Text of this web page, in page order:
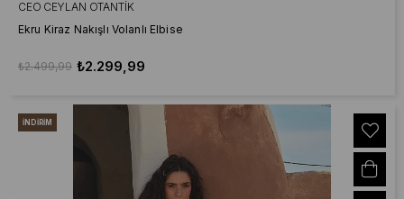
CEO CEYLAN OTANTIK
Ekru Kiraz Nakışlı Volanlı Elbise
₺2.299,99
₺2.499,99
İNDIRIM